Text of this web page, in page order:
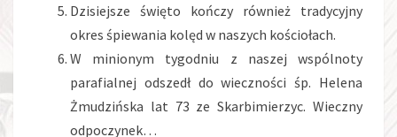
Dzisiejsze święto kończy również tradycyjny
okres śpiewania kolęd w naszych kościołach.
W minionym tygodniu z naszej wspólnoty
parafialnej odszedł do wieczności śp. Helena
Żmudzińska lat 73 ze Skarbimierzyc. Wieczny
odpoczynek…